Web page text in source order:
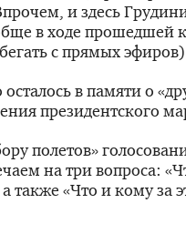
и здесь
в ходе прошедшей
с прямых
в памяти о
президентского
полетов»
на три вопроса:
также «Что и кому за